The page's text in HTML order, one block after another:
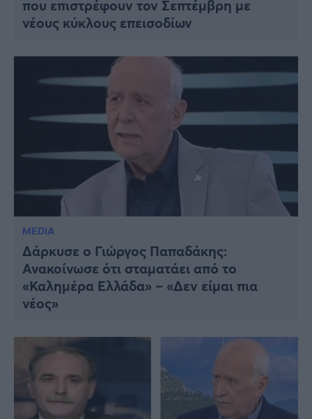
που επιστρέφουν τον Σεπτέμβρη με
νέους κύκλους επεισοδίων
MEDIA
Δάρκυσε ο Γιώργος Παπαδάκης:
Ανακοίνωσε ότι σταματάει από το
«Καλημέρα Ελλάδα» – «Δεν είμαι πια
νέος»